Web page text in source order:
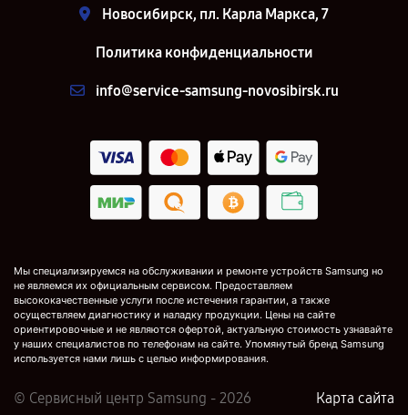
Новосибирск, пл. Карла Маркса, 7
Политика конфиденциальности
info@service-samsung-novosibirsk.ru
Мы специализируемся на обслуживании и ремонте устройств Samsung но
не являемся их официальным сервисом. Предоставляем
высококачественные услуги после истечения гарантии, а также
осуществляем диагностику и наладку продукции. Цены на сайте
ориентировочные и не являются офертой, актуальную стоимость узнавайте
у наших специалистов по телефонам на сайте. Упомянутый бренд Samsung
используется нами лишь с целью информирования.
© Сервисный центр Samsung - 2026 Карта сайта